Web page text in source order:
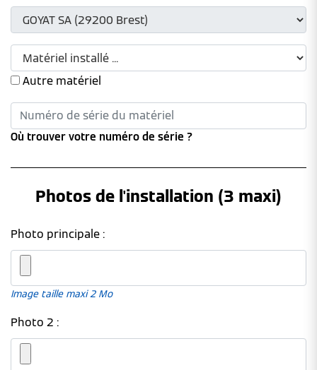
Autre matériel
Où trouver votre numéro de série ?
Photos de l'installation (3 maxi)
Photo principale :
Image taille maxi 2 Mo
Photo 2 :